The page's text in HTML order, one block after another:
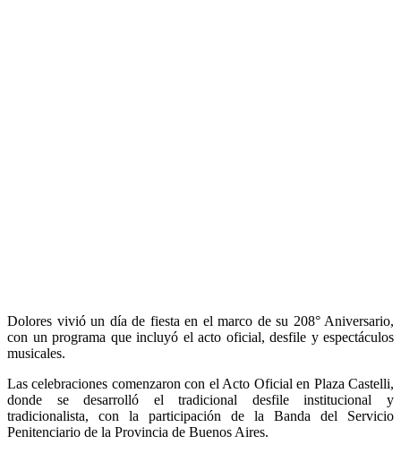
Dolores vivió un día de fiesta en el marco de su 208° Aniversario,
con un programa que incluyó el acto oficial, desfile y espectáculos
musicales.
Las celebraciones comenzaron con el Acto Oficial en Plaza Castelli,
donde se desarrolló el tradicional desfile institucional y
tradicionalista, con la participación de la Banda del Servicio
Penitenciario de la Provincia de Buenos Aires.